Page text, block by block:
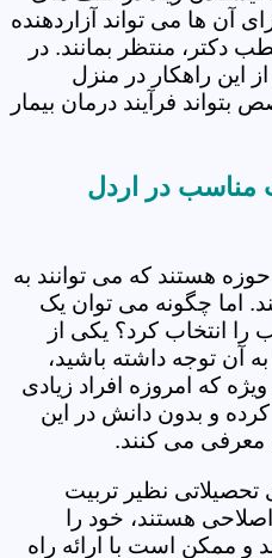
آن ها می تواند آزاردهنده
دکتر، منتظر بمانند. در
این راهکار در منزل
فرآیند درمان بیمار
مناسب در اردل
هستند که می توانند به
اما چگونه می توان یک
انتخاب کرد؟ یکی از
به آن توجه داشته باشید،
که امروزه افراد زیادی
و بدون دانش در این
معرفی می کنند.
تحصیلاتی نظیر تربیت
هستند، خود را
و ممکن است با ارائه راه